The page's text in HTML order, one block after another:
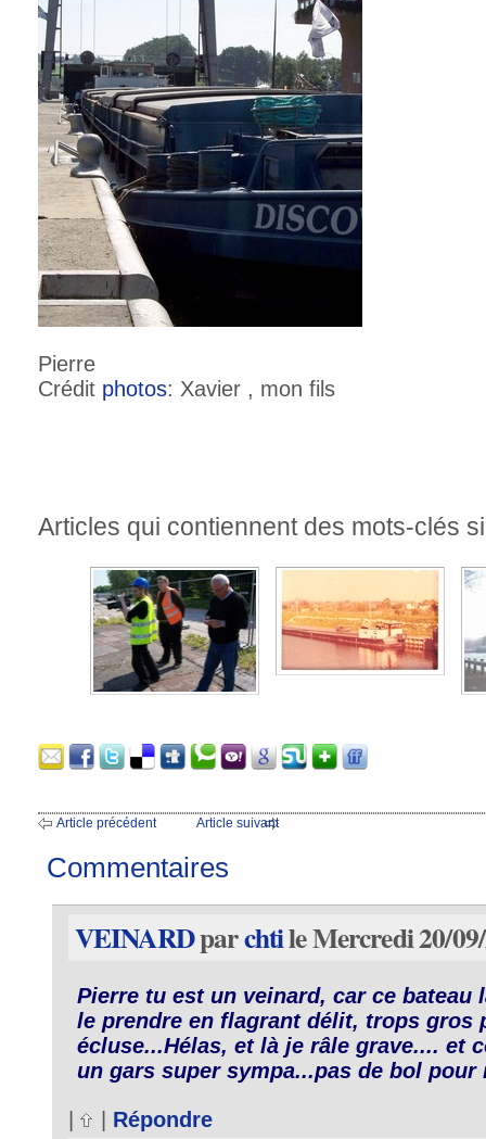
Pierre
Crédit photos: Xavier , mon fils
Articles qui contiennent des mots-clés
Article précédent Article suivant
Commentaires
VEINARDparchtile Mercredi 20/
Pierre tu est un veinard, car ce bateau
le prendre en flagrant délit, trops gros
écluse...Hélas, et là je râle grave.... et
un gars super sympa...pas de bol pour
| | Répondre